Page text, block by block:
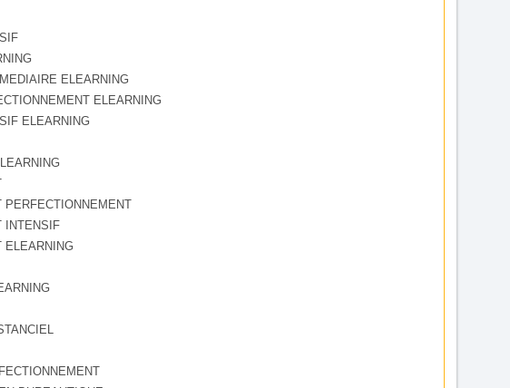
ELEARNING
ELEARNING
ELEARNING
PERFECTIONNEMENT
INTENSIF
ELEARNING